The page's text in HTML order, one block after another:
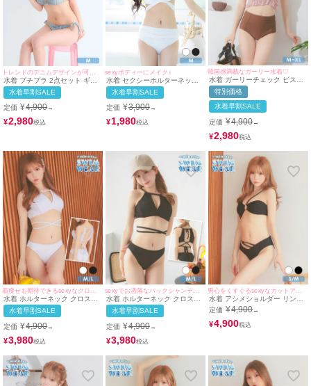
水着 プチプラ 2点セット ギャ
ル ホルターネック 三角ビキニ
紐ビキニ カジュアル シンプル
デニム 青 ブルベ (みのり着
用/Mサイズ着用) | myMinette/
マイミネット
水着早割SALE
定価 ¥4,900→
¥2,980
sexyボディーにメイク♪
水着 セクシーホルターネック
ワンカラーウエストクロスハイ
ウエストビキニ
水着早割SALE
定価 ¥3,900→
¥1,980
韓国感満載なガーリー水着♡
水着 ガーリーチェック ビスチ
ェ レースアップ フリル 体型カ
バー 韓国風 ハイウエスト ビキ
ニ (ピンク×ブラウン/若林萌々
着用)
特別価格
水着早割SALE
定価 ¥4,900→
¥2,980
水着 ホルターネック クロスデ
ザイン Vカット アメリカンス
リーブ ワンカラー ギャル ビキ
ニ (ホワイト/若林萌々着用)
水着早割SALE
定価 ¥4,900→
¥3,980
sexyでお洒落なバックシャンデザイン♪
水着 ホルターネック クロスデ
ザイン アメリカンスリーブ ワ
ンカラー ギャル ビキニ (ブラ
ック/若林萌々着用))
水着早割SALE
定価 ¥4,900→
¥3,980
水着 アシメショルダー リング
付き カットアウト バンドゥ ワ
ンカラー ワッフル ギャル ビキ
ニ (ブラック/若林萌々着用)
定価 ¥4,900→
¥4,900